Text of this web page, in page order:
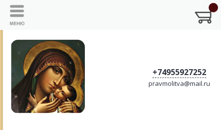
+74955927252
pravmolitva@mail.ru